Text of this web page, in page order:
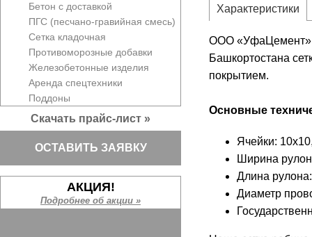
Бетон с доставкой
ПГС (песчано-гравийная смесь)
Сетка кладочная
Противоморозные добавки
Железобетонные изделия
Аренда спецтехники
Поддоны
Скачать прайс-лист »
ОСТАВИТЬ ЗАЯВКУ
АКЦИЯ!
Подробнее об акции »
Характеристики
ООО «УфаЦемент»
Башкортостана
покрытием.
Основные
Ячейки:
Ширина
Длина
Диаметр